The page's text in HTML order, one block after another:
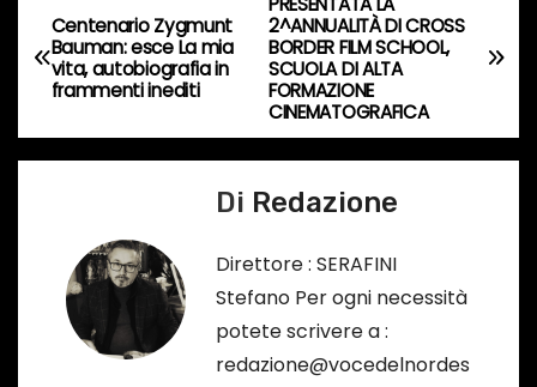
r
s
o
N
a
i
2^ANNUALITÀ DI CROSS
BORDER FILM SCHOOL,
SCUOLA DI ALTA
FORMAZIONE
CINEMATOGRAFICA
Centenario Zygmunt
Bauman: esce La mia
vita, autobiografia in
frammenti inediti
Di Redazione
Direttore : SERAFINI
Stefano Per ogni necessità
potete scrivere a :
redazione@vocedelnordes